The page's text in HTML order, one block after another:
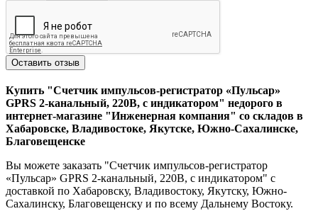
Оставить отзыв
Купить "Счетчик импульсов-регистратор «Пульсар»
GPRS 2-канальный, 220В, с индикатором" недорого в
интернет-магазине "Инженерная компания" со складов в
Хабаровске, Владивостоке, Якутске, Южно-Сахалинске,
Благовещенске
Вы можете заказать "Счетчик импульсов-регистратор
«Пульсар» GPRS 2-канальный, 220В, с индикатором" с
доставкой по Хабаровску, Владивостоку, Якутску, Южно-
Сахалинску, Благовещенску и по всему Дальнему Востоку.